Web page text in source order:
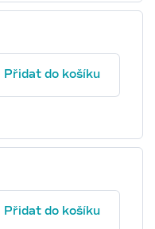
Přidat do košíku
Přidat do košíku